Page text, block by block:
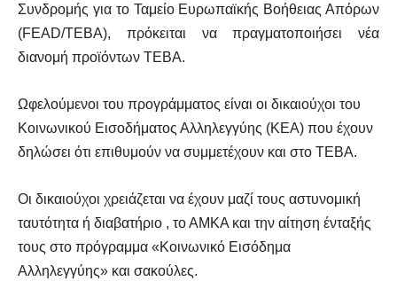
Συνδρομής για το Ταμείο Ευρωπαϊκής Βοήθειας Απόρων
(FEAD/TEBA), πρόκειται να πραγματοποιήσει νέα
διανομή προϊόντων ΤΕΒΑ.
Ωφελούμενοι του προγράμματος είναι οι δικαιούχοι του
Κοινωνικού Εισοδήματος Αλληλεγγύης (ΚΕΑ) που έχουν
δηλώσει ότι επιθυμούν να συμμετέχουν και στο ΤΕΒΑ.
Οι δικαιούχοι χρειάζεται να έχουν μαζί τους αστυνομική
ταυτότητα ή διαβατήριο , το ΑΜΚΑ και την αίτηση ένταξής
τους στο πρόγραμμα «Κοινωνικό Εισόδημα
Αλληλεγγύης» και σακούλες.